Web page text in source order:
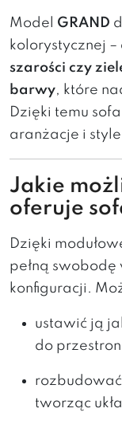
Model GRAND
kolorystycznej –
szarości czy
barwy, które
Dzięki temu
aranżacje i
Jakie
oferuje
Dzięki
pełną swobodę
konfiguracji.
ustawić ją
do
tworząc